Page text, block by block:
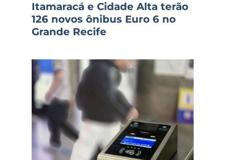
Itamaracá e Cidade Alta terão
126 novos ônibus Euro 6 no
Grande Recife